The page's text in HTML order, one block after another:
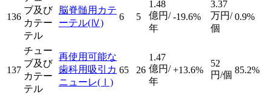
136
ブ及び
カテー
テル
脳脊髄用カテ
ーテル(Ⅳ)
6 5
1.48
億円/
年
-19.6%
3.37
万円/
個
0.9%
137
チュー
ブ及び
カテー
テル
再使用可能な
歯科用吸引カ
ニューレ(Ⅰ)
65 26
1.47
億円/
年
+13.6%
52
円/個 85.2%